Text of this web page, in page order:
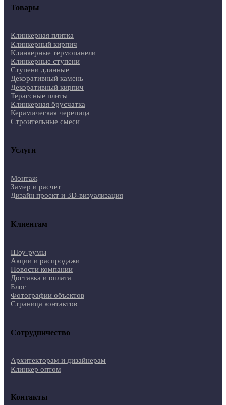
Товары
Клинкерная плитка
Клинкерный кирпич
Клинкерные термопанели
Клинкерные ступени
Ступени длинные
Декоративный камень
Декоративный кирпич
Терассные плиты
Клинкерная брусчатка
Керамическая черепица
Строительные смеси
Услуги
Монтаж
Замер и расчет
Дизайн проект и 3D-визуализация
Клиентам
Шоу-румы
Акции и распродажи
Новости компании
Доставка и оплата
Блог
Фотографии объектов
Страница контактов
Сотрудничество
Архитекторам и дизайнерам
Клинкер оптом
Контакты